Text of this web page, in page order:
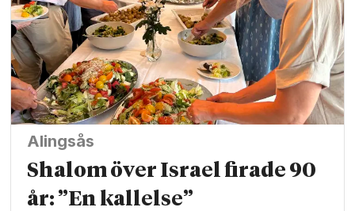
Alingsås
Shalom över Israel firade 90
år: ”En kallelse”